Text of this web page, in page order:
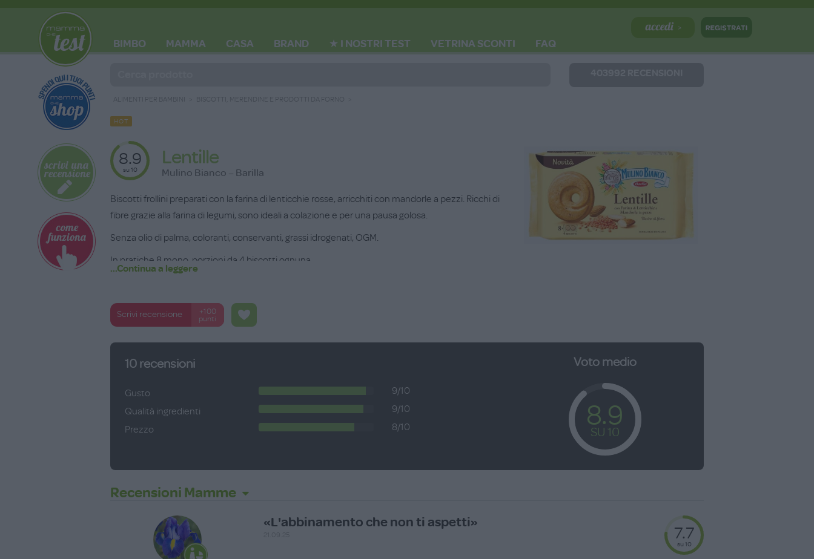
BIMBO MAMMA CASA BRAND ★ I NOSTRI TEST VETRINA SCONTI
FAQ
ALIMENTI PER BAMBINI BISCOTTI, MERENDINE E PRODOTTI DA FORNO
HOT
8.9
su 10
Lentille
Mulino Bianco – Barilla
Biscotti frollini preparati con la farina di lenticchie rosse, arricchiti con mandorle a pezzi. Ricchi di
fibre grazie alla farina di legumi, sono ideali a colazione e per una pausa golosa.
Senza olio di palma, coloranti, conservanti, grassi idrogenati, OGM.
In pratiche 8 mono-porzioni da 4 biscotti ognuna.
...Continua a leggere
Scrivi recensione
+100
punti
10 recensioni
Gusto
9/10
Qualità ingredienti
9/10
Prezzo
8/10
Voto medio
8.9
SU 10
Recensioni Mamme
«L'abbinamento che non ti aspetti»
7.7
su 10